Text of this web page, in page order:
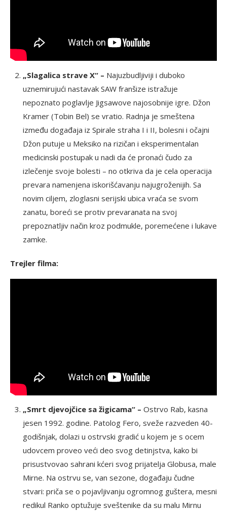
„Slagalica strave X“ – Najuzbudljiviji i duboko
uznemirujući nastavak SAW franšize istražuje
nepoznato poglavlje Jigsawove najosobnije igre. Džon
Kramer (Tobin Bel) se vratio. Radnja je smeštena
između događaja iz Spirale straha I i II, bolesni i očajni
Džon putuje u Meksiko na rizičan i eksperimentalan
medicinski postupak u nadi da će pronaći čudo za
izlečenje svoje bolesti – no otkriva da je cela operacija
prevara namenjena iskorišćavanju najugroženijih. Sa
novim ciljem, zloglasni serijski ubica vraća se svom
zanatu, boreći se protiv prevaranata na svoj
prepoznatljiv način kroz podmukle, poremećene i lukave
zamke.
Trejler filma:
„Smrt djevojčice sa žigicama“ – Ostrvo Rab, kasna
jesen 1992. godine. Patolog Fero, sveže razveden 40-
godišnjak, dolazi u ostrvski gradić u kojem je s ocem
udovcem proveo veći deo svog detinjstva, kako bi
prisustvovao sahrani kćeri svog prijatelja Globusa, male
Mirne. Na ostrvu se, van sezone, događaju čudne
stvari: priča se o pojavljivanju ogromnog guštera, mesni
redikul Ranko optužuje sveštenike da su malu Mirnu